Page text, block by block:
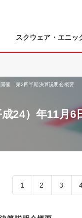
スクウェア・エニッ
催 第2四半期決算説明会概要
成24）年11月
1 2 3